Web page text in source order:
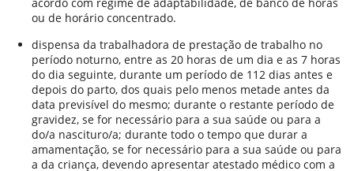
ou de horário concentrado.
dispensa da trabalhadora de prestação de trabalho no
período noturno, entre as 20 horas de um dia e as 7 horas
do dia seguinte, durante um período de 112 dias antes e
depois do parto, dos quais pelo menos metade antes da
data previsível do mesmo; durante o restante período de
gravidez, se for necessário para a sua saúde ou para a
do/a nascituro/a; durante todo o tempo que durar a
amamentação, se for necessário para a sua saúde ou para
a da criança, devendo apresentar atestado médico com a